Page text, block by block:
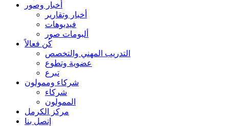
أخبار وصور
أخبار وتقارير
فيديوهات
ألبومات صور
كُن فعالاً
التدريب المهني والتخصص
عضوية وتطوع
تبرع
شركاء وممولون
شركاء
الممولون
مركز الكرمل
إتصل بنا